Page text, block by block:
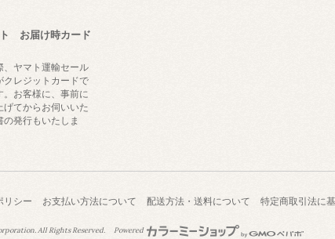
お届け時カード
、ヤマト運輸セール
クレジットカードで
。お客様に、事前に
げてからお伺いいた
の発行もいたしま
リシー お支払い方法について 配送方法・送料について 特定商取引法に
All Rights Reserved. Powered